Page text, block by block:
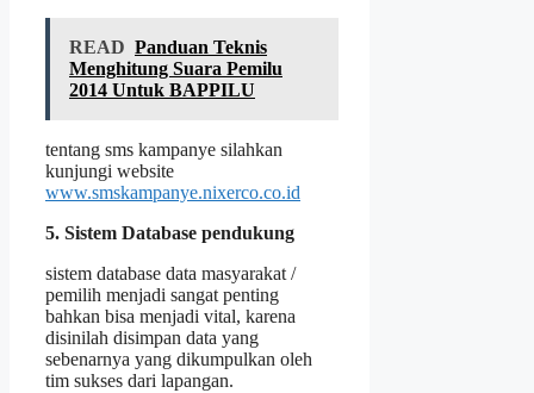
READ Panduan Teknis
Menghitung Suara Pemilu
2014 Untuk BAPPILU
tentang sms kampanye silahkan
kunjungi website
www.smskampanye.nixerco.co.id
5. Sistem Database pendukung
sistem database data masyarakat /
pemilih menjadi sangat penting
bahkan bisa menjadi vital, karena
disinilah disimpan data yang
sebenarnya yang dikumpulkan oleh
tim sukses dari lapangan.